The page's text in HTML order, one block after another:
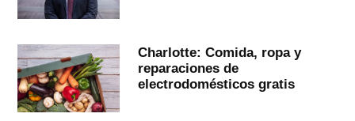
Charlotte: Comida, ropa y
reparaciones de
electrodomésticos gratis